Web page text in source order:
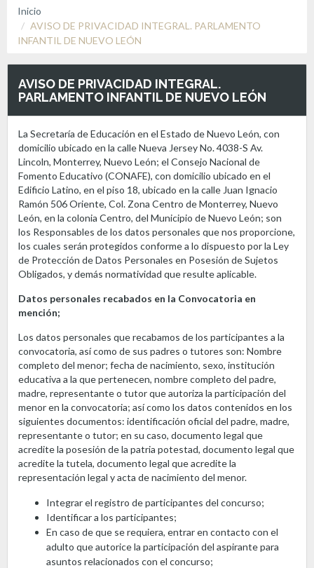
Inicio
AVISO DE PRIVACIDAD INTEGRAL. PARLAMENTO
INFANTIL DE NUEVO LEÓN
AVISO DE PRIVACIDAD INTEGRAL.
PARLAMENTO INFANTIL DE NUEVO LEÓN
La Secretaría de Educación en el Estado de Nuevo León, con
domicilio ubicado en la calle Nueva Jersey No. 4038-S Av.
Lincoln, Monterrey, Nuevo León; el Consejo Nacional de
Fomento Educativo (CONAFE), con domicilio ubicado en el
Edificio Latino, en el piso 18, ubicado en la calle Juan Ignacio
Ramón 506 Oriente, Col. Zona Centro de Monterrey, Nuevo
León, en la colonia Centro, del Municipio de Nuevo León; son
los Responsables de los datos personales que nos proporcione,
los cuales serán protegidos conforme a lo dispuesto por la Ley
de Protección de Datos Personales en Posesión de Sujetos
Obligados, y demás normatividad que resulte aplicable.
Datos personales recabados en la Convocatoria en
mención;
Los datos personales que recabamos de los participantes a la
convocatoria, así como de sus padres o tutores son: Nombre
completo del menor; fecha de nacimiento, sexo, institución
educativa a la que pertenecen, nombre completo del padre,
madre, representante o tutor que autoriza la participación del
menor en la convocatoria; así como los datos contenidos en los
siguientes documentos: identificación oficial del padre, madre,
representante o tutor; en su caso, documento legal que
acredite la posesión de la patria potestad, documento legal que
acredite la tutela, documento legal que acredite la
representación legal y acta de nacimiento del menor.
Integrar el registro de participantes del concurso;
Identificar a los participantes;
En caso de que se requiera, entrar en contacto con el
adulto que autorice la participación del aspirante para
asuntos relacionados con el concurso;